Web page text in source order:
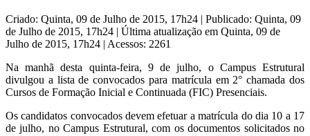
Criado: Quinta, 09 de Julho de 2015, 17h24 | Publicado: Quinta, 09
de Julho de 2015, 17h24 | Última atualização em Quinta, 09 de
Julho de 2015, 17h24 | Acessos: 2261
Na manhã desta quinta-feira, 9 de julho, o Campus Estrutural
divulgou a lista de convocados para matrícula em 2° chamada dos
Cursos de Formação Inicial e Continuada (FIC) Presenciais.
Os candidatos convocados devem efetuar a matrícula do dia 10 a 17
de julho, no Campus Estrutural, com os documentos solicitados no